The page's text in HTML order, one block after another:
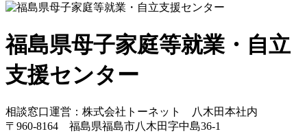
福島県母子家庭等就業・自立
支援センター
相談窓口運営：株式会社トーネット 八木田本社内
〒960-8164 福島県福島市八木田字中島36-1